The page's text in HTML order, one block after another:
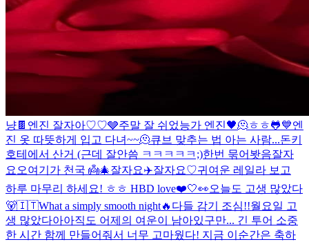
냥 🍫 엔진 잘자아♡♡🩶주말 잘 쉬었능가 엔진🖤🫠ㅎㅎ🐸💙엔
진 옷 따뜻하게 입고 다녀~~🫠큐브 맞추는 법 아는 사람...돈키
호테에서 산거 (근데 잘안씀 ㅋㅋㅋㅋㅋ;)한번 묶어봣음잘자
요오여기가 천국 👼🎄잘자요✈️잘자요♡귀여운 레일라 보고
하루 마무리 하세요! ㅎㅎ HBD love❤️🤍👀오늘도 고생 많았다
🐻🇮🇹What a simply smooth night🔥 다들 감기 조심!!월요일 고
생 많았다아아직도 어제의 여운이 남아있구만... 긴 투어 소중
한 시간 함께 만들어줘서 너무 고마웠다! 지금 이순간은 축하